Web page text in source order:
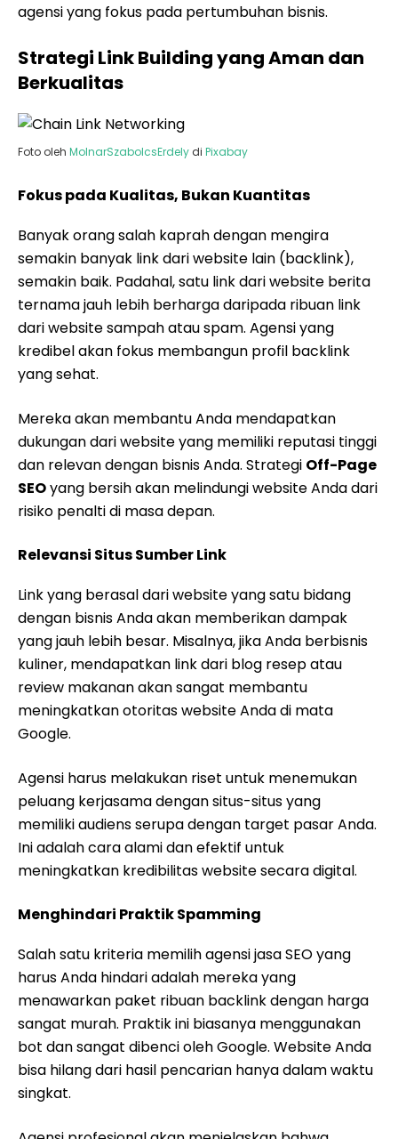
agensi yang fokus pada pertumbuhan bisnis.
Strategi Link Building yang Aman dan
Berkualitas
Foto oleh MolnarSzabolcsErdely di Pixabay
Fokus pada Kualitas, Bukan Kuantitas
Banyak orang salah kaprah dengan mengira
semakin banyak link dari website lain (backlink),
semakin baik. Padahal, satu link dari website berita
ternama jauh lebih berharga daripada ribuan link
dari website sampah atau spam. Agensi yang
kredibel akan fokus membangun profil backlink
yang sehat.
Mereka akan membantu Anda mendapatkan
dukungan dari website yang memiliki reputasi tinggi
dan relevan dengan bisnis Anda. Strategi Off-Page
SEOyang bersih akan melindungi website Anda dari
risiko penalti di masa depan.
Relevansi Situs Sumber Link
Link yang berasal dari website yang satu bidang
dengan bisnis Anda akan memberikan dampak
yang jauh lebih besar. Misalnya, jika Anda berbisnis
kuliner, mendapatkan link dari blog resep atau
review makanan akan sangat membantu
meningkatkan otoritas website Anda di mata
Google.
Agensi harus melakukan riset untuk menemukan
peluang kerjasama dengan situs-situs yang
memiliki audiens serupa dengan target pasar Anda.
Ini adalah cara alami dan efektif untuk
meningkatkan kredibilitas website secara digital.
Menghindari Praktik Spamming
Salah satu kriteria memilih agensi jasa SEO yang
harus Anda hindari adalah mereka yang
menawarkan paket ribuan backlink dengan harga
sangat murah. Praktik ini biasanya menggunakan
bot dan sangat dibenci oleh Google. Website Anda
bisa hilang dari hasil pencarian hanya dalam waktu
singkat.